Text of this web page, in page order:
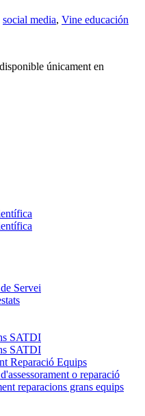
social media, Vine educación
únicament en
Servei
SATDI
SATDI
Reparació Equips
o reparació
reparacions grans equips